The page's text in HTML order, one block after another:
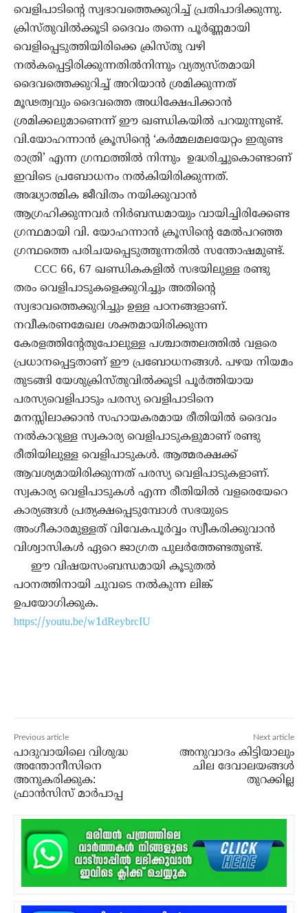
വെളിപാടിൻ്റെ സ്വഭാവത്തെക്കുറിച്ച് പ്രതിപാദിക്കുന്നു.
ക്രിസ്തുവിൽക്കൂടി ദൈവം തന്നെ പൂർണ്ണമായി
വെളിപ്പെടുത്തിയിരിക്കെ ക്രിസ്തു വഴി
നൽകപ്പെട്ടിരിക്കുന്നതിൽനിന്നും വ്യത്യസ്തമായി
ദൈവത്തെക്കുറിച്ച് അറിയാൻ ശ്രമിക്കുന്നത്
മൂഢത്വവും ദൈവത്തെ അധിക്ഷേപിക്കാൻ
ശ്രമിക്കലുമാണെന്ന് ഈ ഖണ്ഡികയിൽ പറയുന്നുണ്ട്.
വി.യോഹന്നാൻ ക്രൂസിൻ്റെ ‘കർമ്മലമലയേറ്റം ഇരുണ്ട
രാത്രി’ എന്ന ഗ്രന്ഥത്തിൽ നിന്നും ഉദ്ധരിച്ചുകൊണ്ടാണ്
ഇവിടെ പ്രബോധനം നൽകിയിരിക്കുന്നത്.
അദ്ധ്യാത്മിക ജീവിതം നയിക്കുവാൻ
ആഗ്രഹിക്കുന്നവർ നിർബന്ധമായും വായിച്ചിരിക്കേണ്ട
ഗ്രന്ഥമായി വി. യോഹന്നാൻ ക്രൂസിൻ്റെ മേൽപറഞ്ഞ
ഗ്രന്ഥത്തെ പരിചയപ്പെടുത്തുന്നതിൽ സന്തോഷമുണ്ട്.
CCC 66, 67 ഖണ്ഡികകളിൽ സഭയിലുള്ള രണ്ടു
തരം വെളിപാടുകളെക്കുറിച്ചും അതിൻ്റെ
സ്വഭാവത്തെക്കുറിച്ചും ഉള്ള പഠനങ്ങളാണ്.
നവീകരണമേഖല ശക്തമായിരിക്കുന്ന
കേരളത്തിൻ്റേതുപോലുള്ള പശ്ചാത്തലത്തിൽ വളരെ
പ്രധാനപ്പെട്ടതാണ് ഈ പ്രബോധനങ്ങൾ. പഴയ നിയമം
തുടങ്ങി യേശുക്രിസ്തുവിൽക്കൂടി പൂർത്തിയായ
പരസ്യവെളിപാടും പരസ്യ വെളിപാടിനെ
മനസ്സിലാക്കാൻ സഹായകരമായ രീതിയിൽ ദൈവം
നൽകാറുള്ള സ്വകാര്യ വെളിപാടുകളുമാണ് രണ്ടു
രീതിയിലുള്ള വെളിപാടുകൾ. ആത്മരക്ഷക്ക്
ആവശ്യമായിരിക്കുന്നത് പരസ്യ വെളിപാടുകളാണ്.
സ്വകാര്യ വെളിപാടുകൾ എന്ന രീതിയിൽ വളരെയേറെ
കാര്യങ്ങൾ പ്രത്യക്ഷപ്പെടുമ്പോൾ സഭയുടെ
അംഗീകാരമുള്ളത് വിവേകപൂർവ്വം സ്വീകരിക്കുവാൻ
വിശ്വാസികൾ ഏറെ ജാഗ്രത പുലർത്തേണ്ടതുണ്ട്.
ഈ വിഷയസംബന്ധമായി കൂടുതൽ
പഠനത്തിനായി ചുവടെ നൽകുന്ന ലിങ്ക്
ഉപയോഗിക്കുക.
https://youtu.be/w1dReybrcIU
Previous article
പാദുവായിലെ വിശുദ്ധ
അന്തോനീസിനെ
അനുകരിക്കുക:
ഫ്രാന്‍സിസ് മാര്‍പാപ്പ
Next article
അനുവാദം കിട്ടിയാലും
ചില ദേവാലയങ്ങള്‍
തുറക്കില്ല